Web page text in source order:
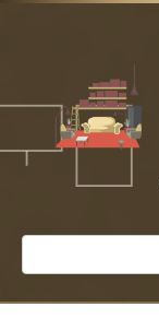
Перейти
Поиск: